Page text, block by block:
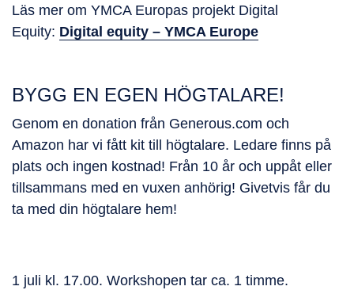
Läs mer om YMCA Europas projekt Digital
Equity: Digital equity – YMCA Europe
BYGG EN EGEN HÖGTALARE!
Genom en donation från Generous.com och
Amazon har vi fått kit till högtalare. Ledare finns på
plats och ingen kostnad! Från 10 år och uppåt eller
tillsammans med en vuxen anhörig! Givetvis får du
ta med din högtalare hem!
1 juli kl. 17.00. Workshopen tar ca. 1 timme.